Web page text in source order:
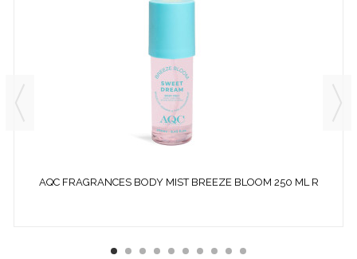
AQC FRAGRANCES BODY MIST BREEZE BLOOM 250 ML R